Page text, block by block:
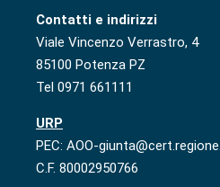
Contatti e indirizzi
Viale Vincenzo Verrastro, 4
85100 Potenza PZ
Tel 0971 661111
URP
PEC: AOO-
C.F. 80002950766